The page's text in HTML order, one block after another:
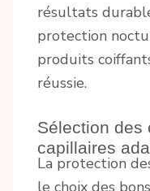
résultats
protection
produits
réussie.
Sélection des
capillaires
La protection